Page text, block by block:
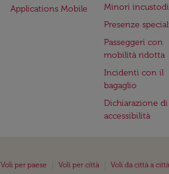
Applications Mobile
Minori
Presenze
Passeggeri con
mobilità ridotta
Incidenti con il
bagaglio
Dichiarazione di
accessibilità
Voli per paese Voli per città Voli da città a città